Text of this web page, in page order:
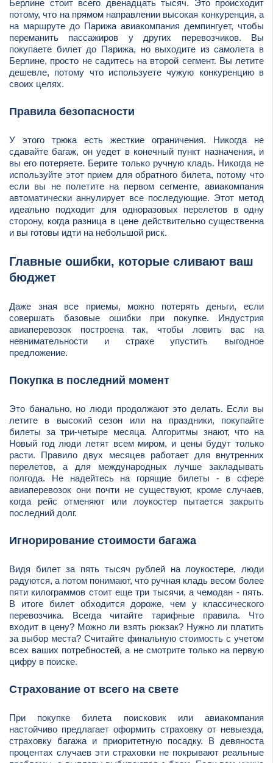
Берлине стоит всего двенадцать тысяч. Это происходит
потому, что на прямом направлении высокая конкуренция, а
на маршруте до Парижа авиакомпания демпингует, чтобы
переманить пассажиров у других перевозчиков. Вы
покупаете билет до Парижа, но выходите из самолета в
Берлине, просто не садитесь на второй сегмент. Вы летите
дешевле, потому что используете чужую конкуренцию в
своих целях.
Правила безопасности
У этого трюка есть жесткие ограничения. Никогда не
сдавайте багаж, он уедет в конечный пункт назначения, и
вы его потеряете. Берите только ручную кладь. Никогда не
используйте этот прием для обратного билета, потому что
если вы не полетите на первом сегменте, авиакомпания
автоматически аннулирует все последующие. Этот метод
идеально подходит для одноразовых перелетов в одну
сторону, когда разница в цене действительно существенна
и вы готовы идти на небольшой риск.
Главные ошибки, которые сливают ваш
бюджет
Даже зная все приемы, можно потерять деньги, если
совершать базовые ошибки при покупке. Индустрия
авиаперевозок построена так, чтобы ловить вас на
невнимательности и страхе упустить выгодное
предложение.
Покупка в последний момент
Это банально, но люди продолжают это делать. Если вы
летите в высокий сезон или на праздники, покупайте
билеты за три-четыре месяца. Алгоритмы знают, что на
Новый год люди летят всем миром, и цены будут только
расти. Правило двух месяцев работает для внутренних
перелетов, а для международных лучше закладывать
полгода. Не надейтесь на горящие билеты - в сфере
авиаперевозок они почти не существуют, кроме случаев,
когда рейс отменяют или лоукостер пытается закрыть
последний долг.
Игнорирование стоимости багажа
Видя билет за пять тысяч рублей на лоукостере, люди
радуются, а потом понимают, что ручная кладь весом более
пяти килограммов стоит еще три тысячи, а чемодан - пять.
В итоге билет обходится дороже, чем у классического
перевозчика. Всегда читайте тарифные правила. Что
входит в цену? Можно ли взять рюкзак? Нужно ли платить
за выбор места? Считайте финальную стоимость с учетом
всех ваших потребностей, а не смотрите только на первую
цифру в поиске.
Страхование от всего на свете
При покупке билета поисковик или авиакомпания
настойчиво предлагает оформить страховку от невыезда,
страховку багажа и приоритетную посадку. В девяноста
процентах случаев эти страховки не покрывают реальные